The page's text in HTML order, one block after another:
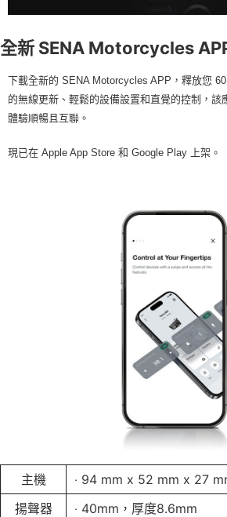
全新 SENA Motorcycles
下載全新的 SENA Motorcycles APP，釋放您
的無線更新、輕鬆的設備設置和直覺的控制，該
體驗順暢且互聯。
現已在 Apple App Store 和 Google Play 上架。
主機
‧ 94 mm x 52 mm x 27
揚聲器
‧ 40mm，厚度8.6mm